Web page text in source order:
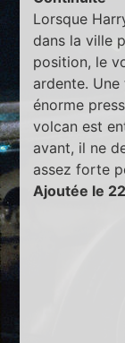
Lorsque
dans la ville
position, le
ardente.
énorme
volcan est
avant, il ne
assez forte
Ajoutée le